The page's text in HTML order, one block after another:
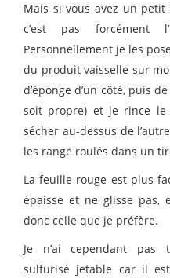
Mais si vous avez un petit
c’est pas forcément
Personnellement je les
du produit vaisselle sur
d’éponge d’un côté, puis
soit propre) et je rince le
sécher au-dessus de
les range roulés dans un
La feuille rouge est plus
épaisse et ne glisse pas,
donc celle que je préfère.
Je n’ai cependant pas
sulfurisé jetable car il